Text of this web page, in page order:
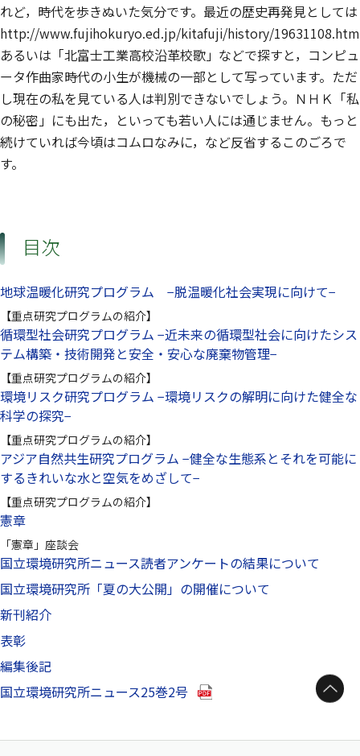
れど，時代を歩きぬいた気分です。最近の歴史再発見としては
http://www.fujihokuryo.ed.jp/kitafuji/history/19631108.htm
あるいは「北富士工業高校沿革校歌」などで探すと，コンピュ
ータ作曲家時代の小生が機械の一部として写っています。ただ
し現在の私を見ている人は判別できないでしょう。ＮＨＫ「私
の秘密」にも出た，といっても若い人には通じません。もっと
続けていれば今頃はコムロなみに，など反省するこのごろで
す。
目次
地球温暖化研究プログラム −脱温暖化社会実現に向けて−
【重点研究プログラムの紹介】
循環型社会研究プログラム −近未来の循環型社会に向けたシス
テム構築・技術開発と安全・安心な廃棄物管理−
【重点研究プログラムの紹介】
環境リスク研究プログラム −環境リスクの解明に向けた健全な
科学の探究−
【重点研究プログラムの紹介】
アジア自然共生研究プログラム −健全な生態系とそれを可能に
するきれいな水と空気をめざして−
【重点研究プログラムの紹介】
憲章
「憲章」座談会
国立環境研究所ニュース読者アンケートの結果について
国立環境研究所「夏の大公開」の開催について
新刊紹介
表彰
編集後記
国立環境研究所ニュース25巻2号（別ウインドウで開きます）
ページトップへ